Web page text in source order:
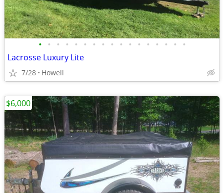
• • • • • • • • • • • • • • • • •
Lacrosse Luxury Lite
7/28 Howell
$6,000